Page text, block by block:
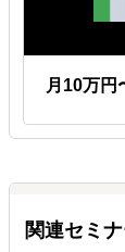
月10万円
関連セミ